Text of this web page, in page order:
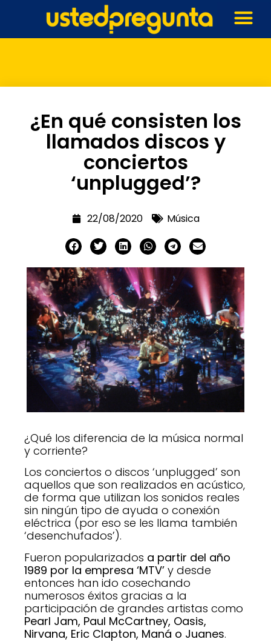
¿En qué consisten los
llamados discos y
conciertos
‘unplugged’?
22/08/2020 Música
¿Qué los diferencia de la música normal
y corriente?
Los conciertos o discos ‘unplugged’ son
aquellos que son realizados en acústico,
de forma que utilizan los sonidos reales
sin ningún tipo de ayuda o conexión
eléctrica (por eso se les llama también
‘desenchufados’).
Fueron popularizados a partir del año
1989 por la empresa ‘MTV’ y desde
entonces han ido cosechando
numerosos éxitos gracias a la
participación de grandes artistas como
Pearl Jam, Paul McCartney, Oasis,
Nirvana, Eric Clapton, Maná o Juanes.